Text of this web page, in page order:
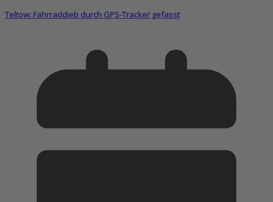
Teltow: Fahrraddieb durch GPS-Tracker gefasst